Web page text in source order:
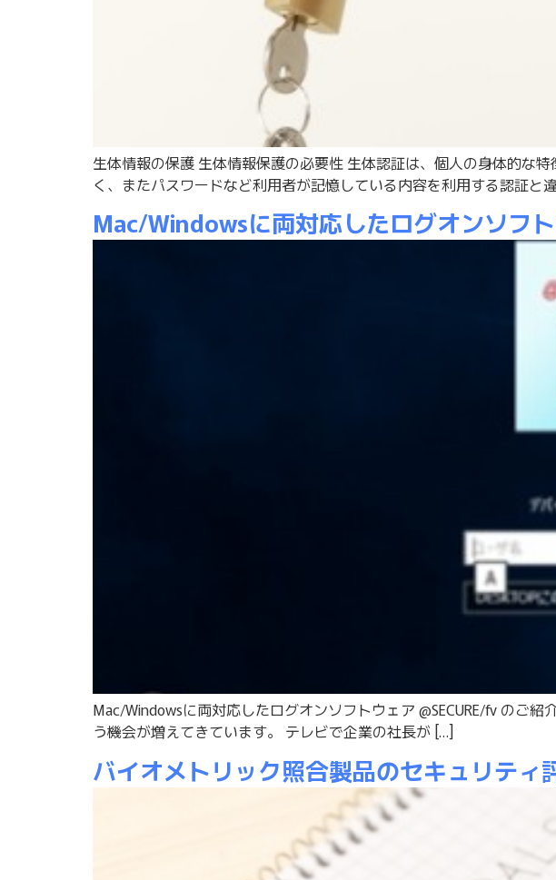
生体情報の保護 生体情報保護の必要性 生体認証は、個人の身体的な
く、またパスワードなど利用者が記憶している内容を利用する認証と
Mac/Windowsに両対応したログオンソフ
Mac/Windowsに両対応したログオンソフトウェア @SECURE/fv のご
う機会が増えてきています。 テレビで企業の社長が […]
バイオメトリック照合製品のセキュリティ